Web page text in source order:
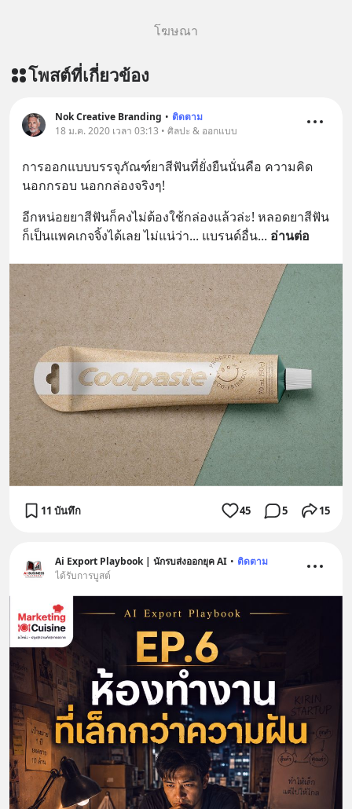
โฆษณา
โพสต์ที่เกี่ยวข้อง
Nok Creative Branding • ติดตาม
18 ม.ค. 2020 เวลา 03:13 • ศิลปะ & ออกแบบ
การออกแบบบรรจุภัณฑ์ยาสีฟันที่ยั่งยืนนั่นคือ ความคิด
นอกกรอบ นอกกล่องจริงๆ!
อีกหน่อยยาสีฟันก็คงไม่ต้องใช้กล่องแล้วล่ะ! หลอดยาสีฟัน
ก็เป็นแพคเกจจิ้งได้เลย ไม่แน่ว่า... แบรนด์อื่น... อ่านต่อ
11 บันทึก 45 5 15
Ai Export Playbook | นักรบส่งออกยุค AI • ติดตาม
ได้รับการบูสต์